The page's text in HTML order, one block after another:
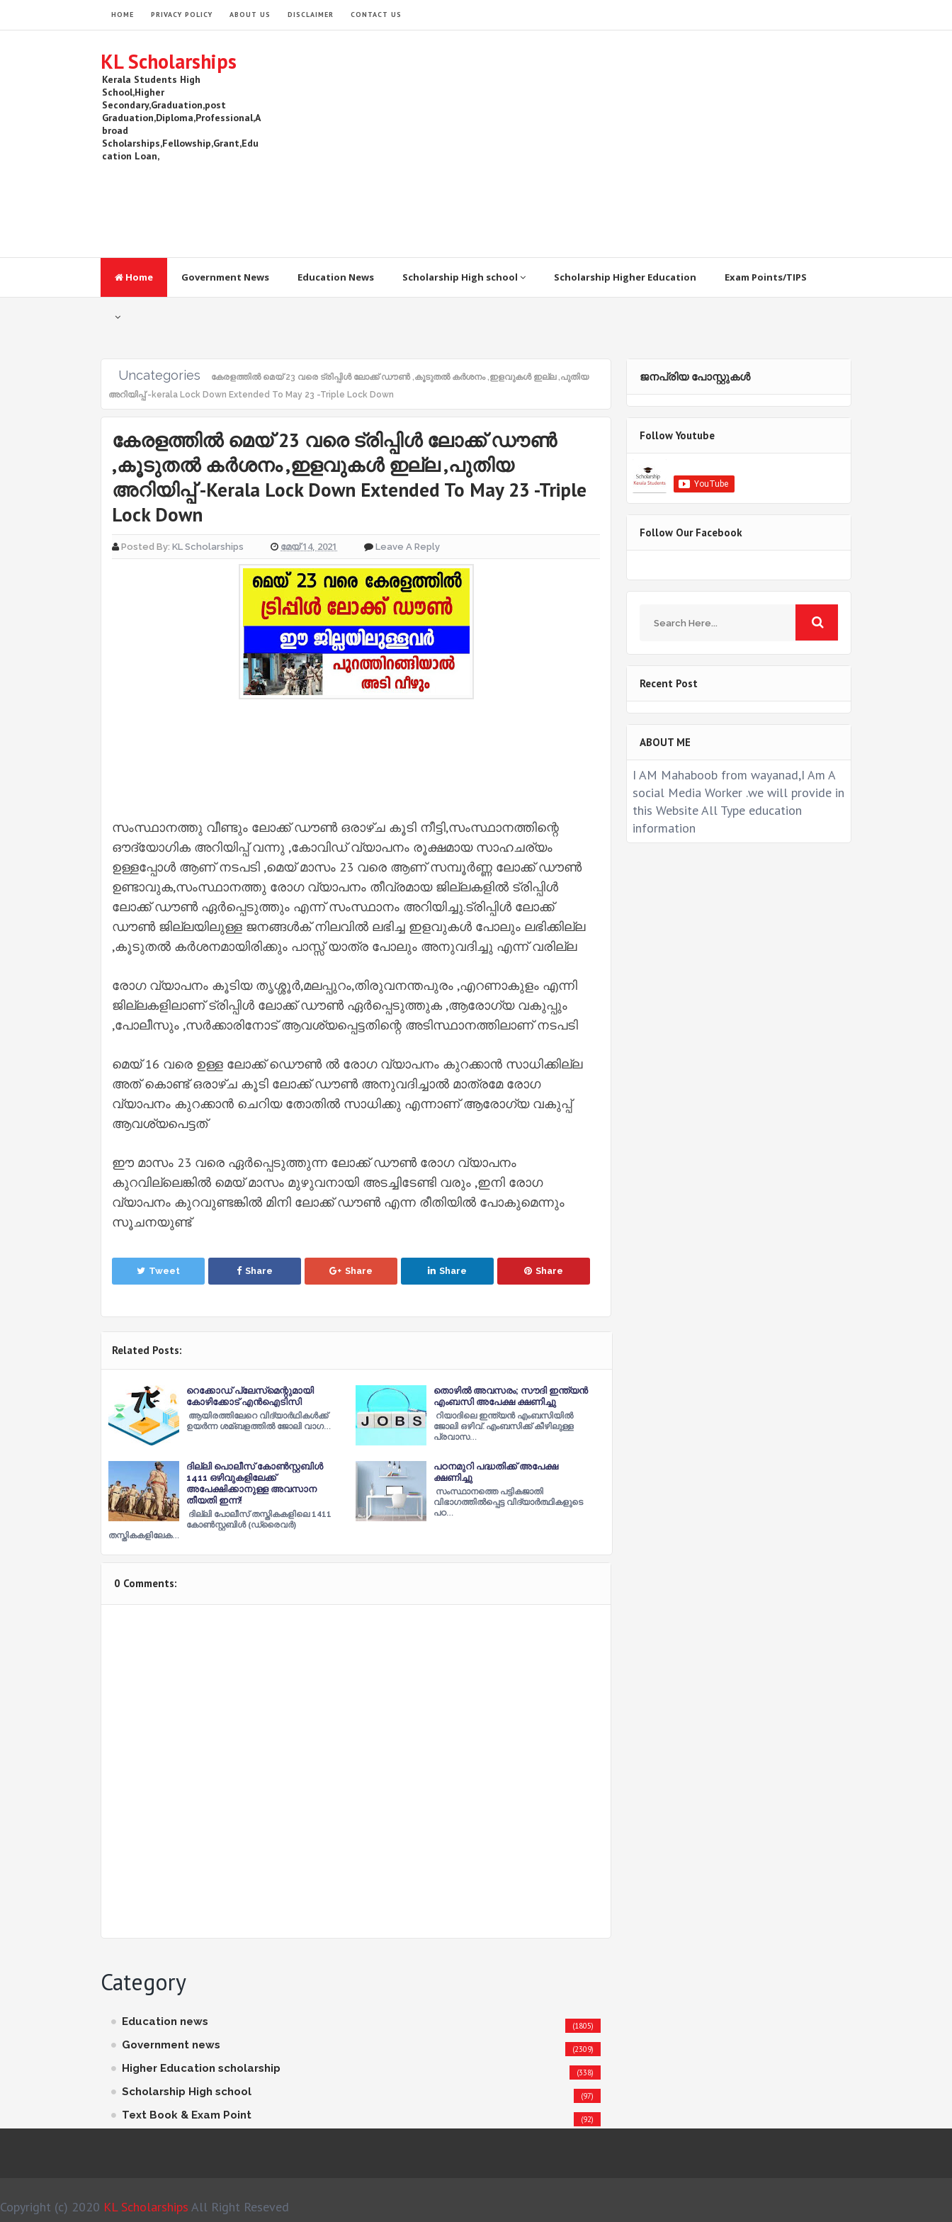
HOME PRIVACY POLICY ABOUT US DISCLAIMER CONTACT US
KL Scholarships
Kerala Students High
School,Higher
Secondary,Graduation,post
Graduation,Diploma,Professional,A
broad
Scholarships,Fellowship,Grant,Edu
cation Loan,
Home Government News Education News Scholarship High school Scholarship Higher Education Exam Points/TIPS
Uncategories
കേരളത്തിൽ മെയ് 23 വരെ ട്രിപ്പിൾ ലോക്ക് ഡൗൺ ,കൂടുതൽ കർശനം ,ഇളവുകൾ ഇല്ല ,പുതിയ
അറിയിപ്പ് -kerala Lock Down Extended To May 23 -Triple Lock Down
കേരളത്തിൽ മെയ് 23 വരെ ട്രിപ്പിൾ ലോക്ക് ഡൗൺ
,കൂടുതൽ കർശനം ,ഇളവുകൾ ഇല്ല ,പുതിയ
അറിയിപ്പ് -kerala Lock Down Extended To May 23 -Triple
Lock Down
Posted By: KL Scholarships മേയ് 14, 2021 Leave A Reply
സംസ്ഥാനത്തു വീണ്ടും ലോക്ക് ഡൗൺ ഒരാഴ്ച കൂടി നീട്ടി,സംസ്ഥാനത്തിന്റെ
ഔദ്യോഗിക അറിയിപ്പ് വന്നു ,കോവിഡ് വ്യാപനം രൂക്ഷമായ സാഹചര്യം
ഉള്ളപ്പോൾ ആണ് നടപടി ,മെയ് മാസം 23 വരെ ആണ് സമ്പൂർണ്ണ ലോക്ക് ഡൗൺ
ഉണ്ടാവുക,സംസ്ഥാനത്തു രോഗ വ്യാപനം തീവ്രമായ ജില്ലകളിൽ ട്രിപ്പിൾ
ലോക്ക് ഡൗൺ ഏർപ്പെടുത്തും എന്ന് സംസ്ഥാനം അറിയിച്ചു.ട്രിപ്പിൾ ലോക്ക്
ഡൗൺ ജില്ലയിലുള്ള ജനങ്ങൾക് നിലവിൽ ലഭിച്ച ഇളവുകൾ പോലും ലഭിക്കില്ല
,കൂടുതൽ കർശനമായിരിക്കും പാസ്സ് യാത്ര പോലും അനുവദിച്ചു എന്ന് വരില്ല
രോഗ വ്യാപനം കൂടിയ തൃശ്ശൂർ,മലപ്പുറം,തിരുവനന്തപുരം ,എറണാകുളം എന്നി
ജില്ലകളിലാണ് ട്രിപ്പിൾ ലോക്ക് ഡൗൺ ഏർപ്പെടുത്തുക ,ആരോഗ്യ വകുപ്പും
,പോലീസും ,സർക്കാരിനോട് ആവശ്യപ്പെട്ടതിന്റെ അടിസ്ഥാനത്തിലാണ് നടപടി
മെയ് 16 വരെ ഉള്ള ലോക്ക് ഡൌൺ ൽ രോഗ വ്യാപനം കുറക്കാൻ സാധിക്കില്ല
അത് കൊണ്ട് ഒരാഴ്ച കൂടി ലോക്ക് ഡൗൺ അനുവദിച്ചാൽ മാത്രമേ രോഗ
വ്യാപനം കുറക്കാൻ ചെറിയ തോതിൽ സാധിക്കു എന്നാണ് ആരോഗ്യ വകുപ്പ്
ആവശ്യപെട്ടത്
ഈ മാസം 23 വരെ ഏർപ്പെടുത്തുന്ന ലോക്ക് ഡൗൺ രോഗ വ്യാപനം
കുറവില്ലെങ്കിൽ മെയ് മാസം മുഴുവനായി അടച്ചിടേണ്ടി വരും ,ഇനി രോഗ
വ്യാപനം കുറവുണ്ടങ്കിൽ മിനി ലോക്ക് ഡൗൺ എന്ന രീതിയിൽ പോകുമെന്നും
സൂചനയുണ്ട്
Tweet Share Share Share Share
Related Posts:
റെക്കോഡ്‌ പ്ലേസ്‌മെന്റുമായി
കോഴിക്കോട്‌ എന്‍ഐടിസി
ആയിരത്തിലേറെ വിദ്യാര്‍ഥികള്‍ക്ക്‌
ഉയര്‍ന്ന ശമ്ബളത്തില്‍ ജോലി വാഗ…
തൊഴിൽ അവസരം; സൗദി ഇന്ത്യൻ
എംബസി അപേക്ഷ ക്ഷണിച്ചു
റിയാദിലെ ഇന്ത്യൻ എംബസിയിൽ
ജോലി ഒഴിവ്. എംബസിക്ക് കീഴിലുള്ള
പ്രവാസ…
ദില്ലി പൊലീസ് കോൺസ്റ്റബിൾ
1411 ഒഴിവുകളിലേക്ക്
അപേക്ഷിക്കാനുള്ള അവസാന
തീയതി ഇന്ന്!
ദില്ലി പോലീസ് തസ്തികകളിലെ 1411
കോൺസ്റ്റബിൾ (ഡ്രൈവർ)
തസ്തികകളിലേക…
പഠനമുറി പദ്ധതിക്ക് അപേക്ഷ
ക്ഷണിച്ചു
സംസ്ഥാനത്തെ പട്ടികജാതി
വിഭാഗത്തില്‍പ്പെട്ട വിദ്യാര്‍ത്ഥികളുടെ
പഠ…
0 Comments:
Category
Education news (1805)
Government news (2309)
Higher Education scholarship (338)
Scholarship High school (97)
Text Book & Exam Point (92)
ജനപ്രിയ പോസ്റ്റുകള്‍‌
Follow Youtube
Follow Our Facebook
Recent Post
ABOUT ME
I AM Mahaboob from wayanad,I Am A
social Media Worker .we will provide in
this Website All Type education
information
Copyright (c) 2020 KL Scholarships All Right Reseved